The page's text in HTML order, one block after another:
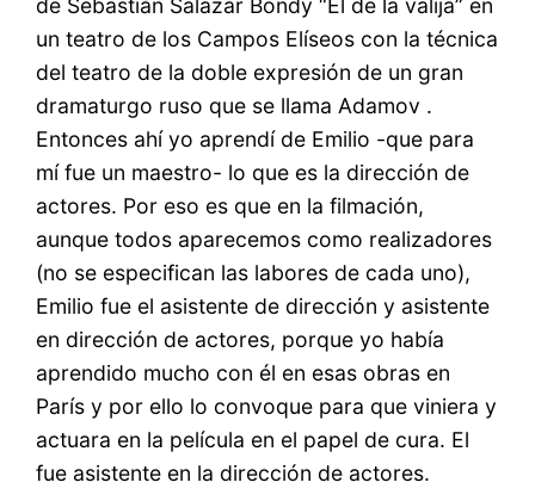
de Sebastián Salazar Bondy “El de la valija” en
un teatro de los Campos Elíseos con la técnica
del teatro de la doble expresión de un gran
dramaturgo ruso que se llama Adamov .
Entonces ahí yo aprendí de Emilio -que para
mí fue un maestro- lo que es la dirección de
actores. Por eso es que en la filmación,
aunque todos aparecemos como realizadores
(no se especifican las labores de cada uno),
Emilio fue el asistente de dirección y asistente
en dirección de actores, porque yo había
aprendido mucho con él en esas obras en
París y por ello lo convoque para que viniera y
actuara en la película en el papel de cura. El
fue asistente en la dirección de actores.